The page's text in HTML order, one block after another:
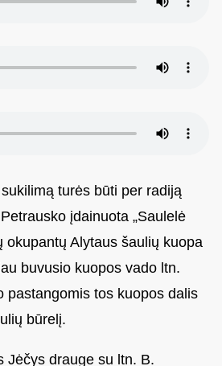
turės būti per radiją
įdainuota „Saulelė
okupantų Alytaus šaulių kuopa
buvusio kuopos vado ltn.
pastangomis tos kuopos dalis
būrelį.
Jėčys drauge su ltn. B.